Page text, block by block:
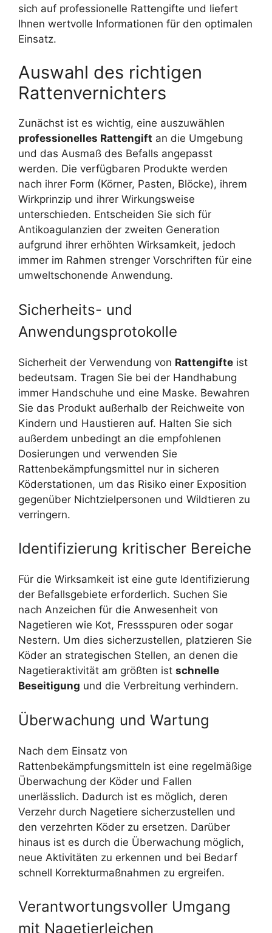
sich auf professionelle Rattengifte und liefert
Ihnen wertvolle Informationen für den optimalen
Einsatz.
Auswahl des richtigen
Rattenvernichters
Zunächst ist es wichtig, eine auszuwählen
professionelles Rattengift an die Umgebung
und das Ausmaß des Befalls angepasst
werden. Die verfügbaren Produkte werden
nach ihrer Form (Körner, Pasten, Blöcke), ihrem
Wirkprinzip und ihrer Wirkungsweise
unterschieden. Entscheiden Sie sich für
Antikoagulanzien der zweiten Generation
aufgrund ihrer erhöhten Wirksamkeit, jedoch
immer im Rahmen strenger Vorschriften für eine
umweltschonende Anwendung.
Sicherheits- und
Anwendungsprotokolle
Sicherheit der Verwendung von Rattengifte ist
bedeutsam. Tragen Sie bei der Handhabung
immer Handschuhe und eine Maske. Bewahren
Sie das Produkt außerhalb der Reichweite von
Kindern und Haustieren auf. Halten Sie sich
außerdem unbedingt an die empfohlenen
Dosierungen und verwenden Sie
Rattenbekämpfungsmittel nur in sicheren
Köderstationen, um das Risiko einer Exposition
gegenüber Nichtzielpersonen und Wildtieren zu
verringern.
Identifizierung kritischer Bereiche
Für die Wirksamkeit ist eine gute Identifizierung
der Befallsgebiete erforderlich. Suchen Sie
nach Anzeichen für die Anwesenheit von
Nagetieren wie Kot, Fressspuren oder sogar
Nestern. Um dies sicherzustellen, platzieren Sie
Köder an strategischen Stellen, an denen die
Nagetieraktivität am größten ist schnelle
Beseitigung und die Verbreitung verhindern.
Überwachung und Wartung
Nach dem Einsatz von
Rattenbekämpfungsmitteln ist eine regelmäßige
Überwachung der Köder und Fallen
unerlässlich. Dadurch ist es möglich, deren
Verzehr durch Nagetiere sicherzustellen und
den verzehrten Köder zu ersetzen. Darüber
hinaus ist es durch die Überwachung möglich,
neue Aktivitäten zu erkennen und bei Bedarf
schnell Korrekturmaßnahmen zu ergreifen.
Verantwortungsvoller Umgang
mit Nagetierleichen